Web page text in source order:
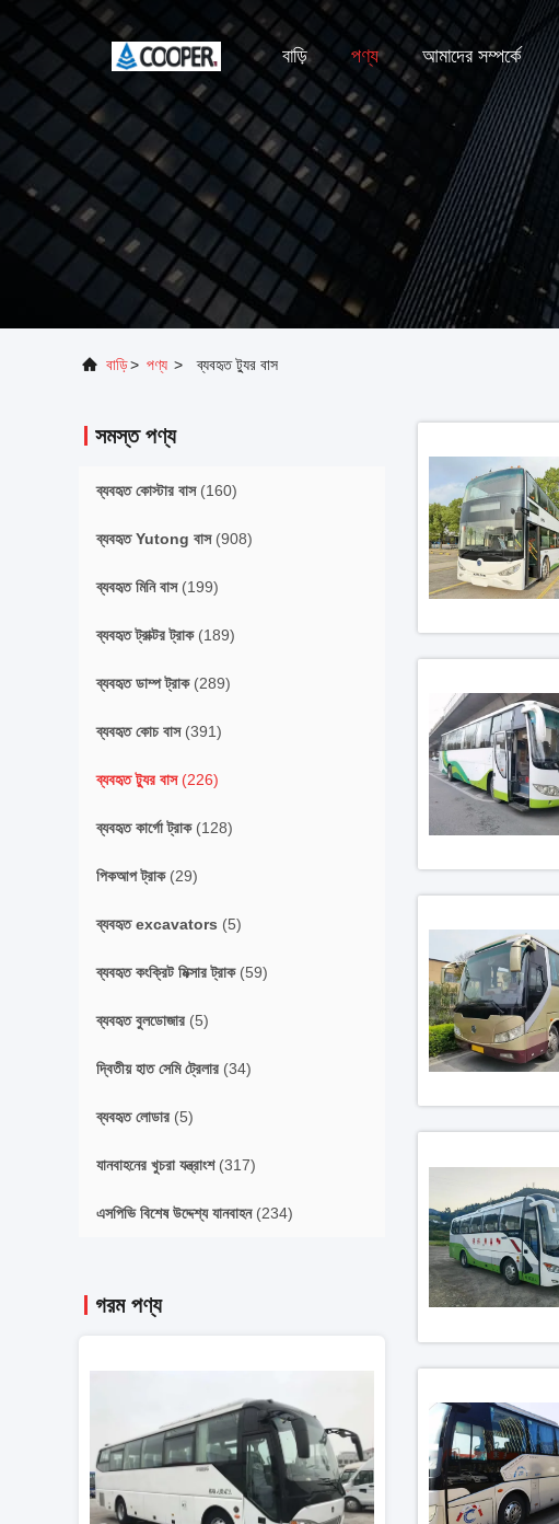
বাড়ি পণ্য আমাদের সম্পর্কে
বাড়ি> পণ্য > ব্যবহৃত ট্যুর বাস
সমস্ত পণ্য
ব্যবহৃত কোস্টার বাস(160)
ব্যবহৃত Yutong বাস(908)
ব্যবহৃত মিনি বাস(199)
ব্যবহৃত ট্রাক্টর ট্রাক(189)
ব্যবহৃত ডাম্প ট্রাক(289)
ব্যবহৃত কোচ বাস(391)
ব্যবহৃত ট্যুর বাস(226)
ব্যবহৃত কার্গো ট্রাক(128)
পিকআপ ট্রাক(29)
ব্যবহৃত excavators (5)
ব্যবহৃত কংক্রিট মিক্সার ট্রাক(59)
ব্যবহৃত বুলডোজার (5)
দ্বিতীয় হাত সেমি ট্রেলার (34)
ব্যবহৃত লোডার (5)
যানবাহনের খুচরা যন্ত্রাংশ(317)
এসপিভি বিশেষ উদ্দেশ্য যানবাহন(234)
গরম পণ্য